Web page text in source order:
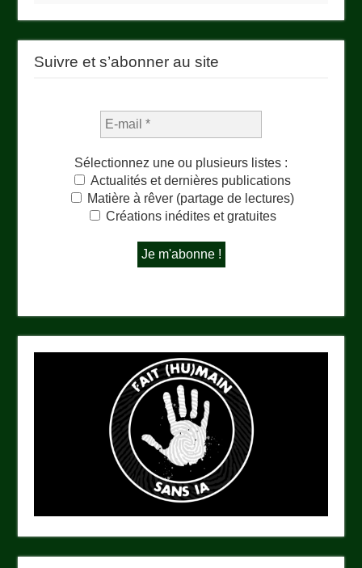
Suivre et s’abonner au site
Sélectionnez une ou plusieurs listes :
Actualités et dernières publications
Matière à rêver (partage de lectures)
Créations inédites et gratuites